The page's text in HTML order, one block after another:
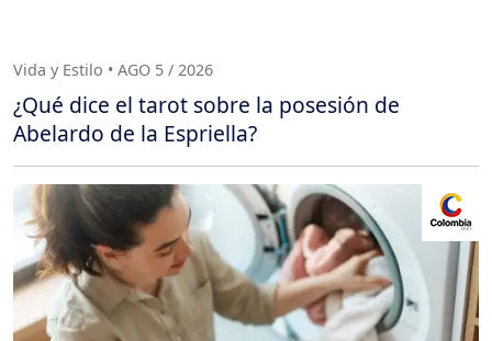
Vida y Estilo • AGO 5 / 2026
¿Qué dice el tarot sobre la posesión de
Abelardo de la Espriella?